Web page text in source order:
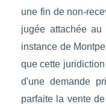
une fin de non-
jugée attachée
instance de
que cette
d'une demande
parfaite la vente